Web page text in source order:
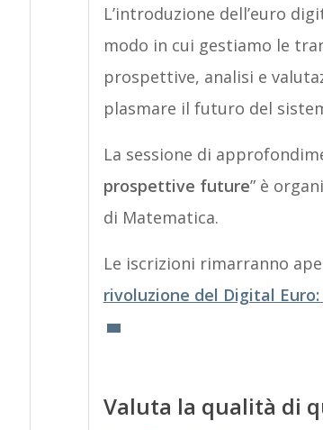
L’introduzione dell’euro
modo in cui gestiamo le
prospettive, analisi e
plasmare il futuro del
La sessione di
prospettive future” è
di Matematica.
Le iscrizioni rimarranno
rivoluzione del Digital
Valuta la qualità di